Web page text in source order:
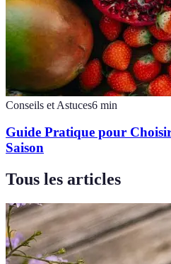
Conseils et Astuces6 min
Guide Pratique pour
Saison
Tous les articles